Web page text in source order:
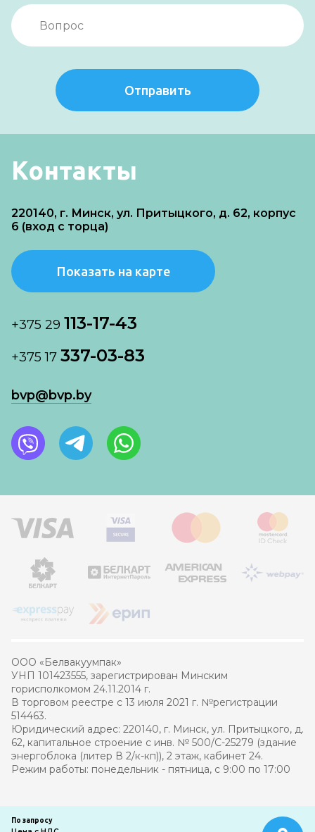
По запросу
Отправить
Контакты
220140, г. Минск, ул. Притыцкого, д. 62, корпус
6 (вход с торца)
Показать на карте
+375 29 113-17-43
+375 17 337-03-83
bvp@bvp.by
ООО «Белвакуумпак»
УНП 101423555, зарегистрирован Минским
горисполкомом 24.11.2014 г.
В торговом реестре с 13 июля 2021 г. №регистрации
514463.
Юридический адрес: 220140, г. Минск, ул. Притыцкого, д.
62, капитальное строение с инв. № 500/С-25279 (здание
энергоблока (литер В 2/к-кп)), 2 этаж, кабинет 24.
Режим работы: понедельник - пятница, с 9:00 по 17:00